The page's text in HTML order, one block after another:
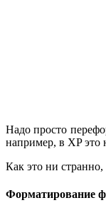
Надо просто
например, в XP это
Как это ни
Форматирование